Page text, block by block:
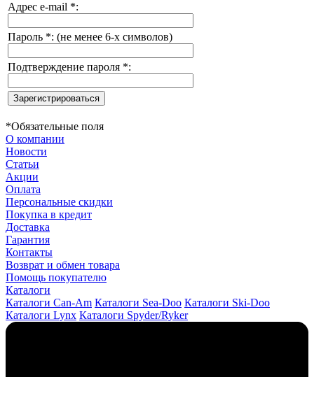
Адрес e-mail *:
Пароль *: (не менее 6-х символов)
Подтверждение пароля *:
*Обязательные поля
О компании
Новости
Статьи
Акции
Оплата
Персональные скидки
Покупка в кредит
Доставка
Гарантия
Контакты
Возврат и обмен товара
Помощь покупателю
Каталоги
Каталоги Can-Am Каталоги Sea-Doo Каталоги Ski-Doo
Каталоги Lynx Каталоги Spyder/Ryker